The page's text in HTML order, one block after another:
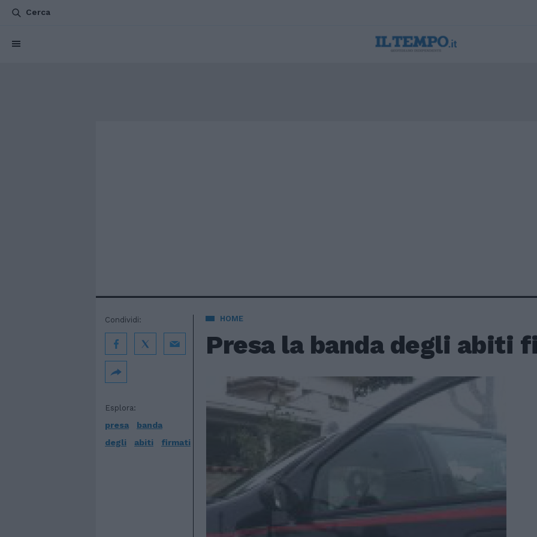
Cerca
HOME
Presa la banda degli abiti
Esplora:
presa
banda
degli
abiti firmati
Condividi: